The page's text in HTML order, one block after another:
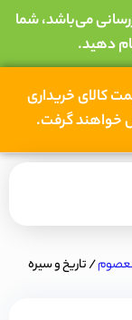
می‌باشد، شما
دهید.
کالای خریداری
خواهند گرفت.
معصوم/ تاریخ و سیره